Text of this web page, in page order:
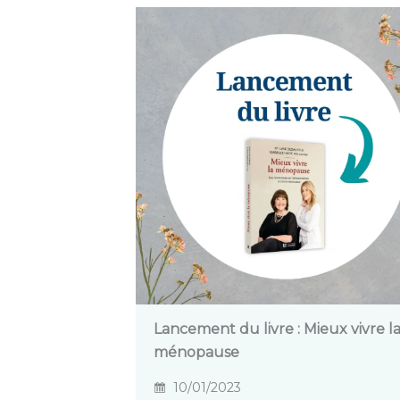
Lancement du livre : Mieux vivre la
ménopause
10/01/2023